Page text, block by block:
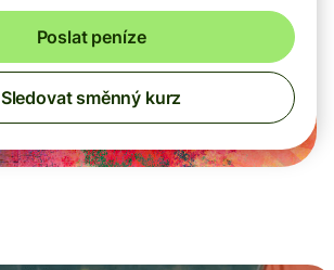
Poslat peníze
Sledovat směnný kurz